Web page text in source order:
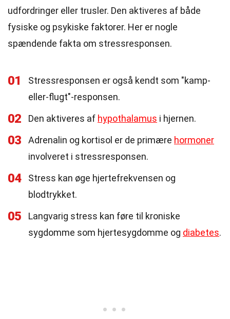
udfordringer eller trusler. Den aktiveres af både
fysiske og psykiske faktorer. Her er nogle
spændende fakta om stressresponsen.
01
Stressresponsen er også kendt som "kamp-
eller-flugt"-responsen.
02 Den aktiveres af hypothalamus i hjernen.
03 Adrenalin og kortisol er de primære hormoner
involveret i stressresponsen.
04
Stress kan øge hjertefrekvensen og
blodtrykket.
05
Langvarig stress kan føre til kroniske
sygdomme som hjertesygdomme og diabetes.